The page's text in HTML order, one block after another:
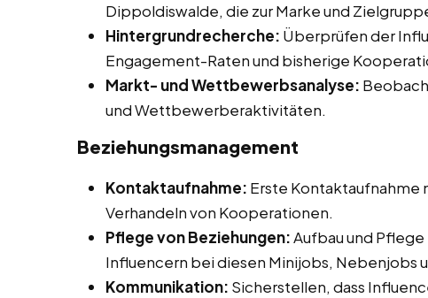
Dippoldiswalde, die zur Marke und
Hintergrundrecherche: Überprüfen der
Engagement-Raten und bisherige
Markt- und Wettbewerbsanalyse:
und Wettbewerberaktivitäten.
Beziehungsmanagement
Kontaktaufnahme: Erste Kontaktaufnahme
Verhandeln von Kooperationen.
Pflege von Beziehungen:Aufbau und
Influencern bei diesen Minijobs, Nebenjobs
Kommunikation: Sicherstellen, dass